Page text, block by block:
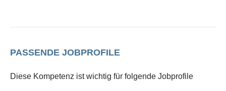
PASSENDE JOBPROFILE
Diese Kompetenz ist wichtig für folgende Jobprofile